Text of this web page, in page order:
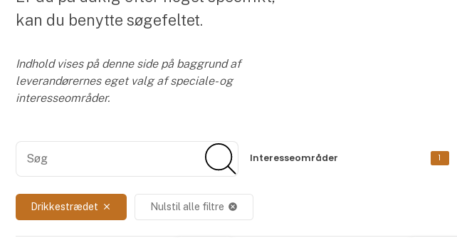
kan du benytte søgefeltet.
Indhold vises på denne side på baggrund af
leverandørernes eget valg af speciale- og
interesseområder.
Søg
Interesseområder 1
Drikkestrædet close Nulstil alle filtre cancel